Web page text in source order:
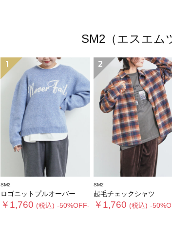
SM2（エスエム
1
SM2
ロゴニットプルオーバー
￥1,760 (税込) -50%OFF-
2
SM2
起毛チェックシャツ
￥1,760 (税込) -